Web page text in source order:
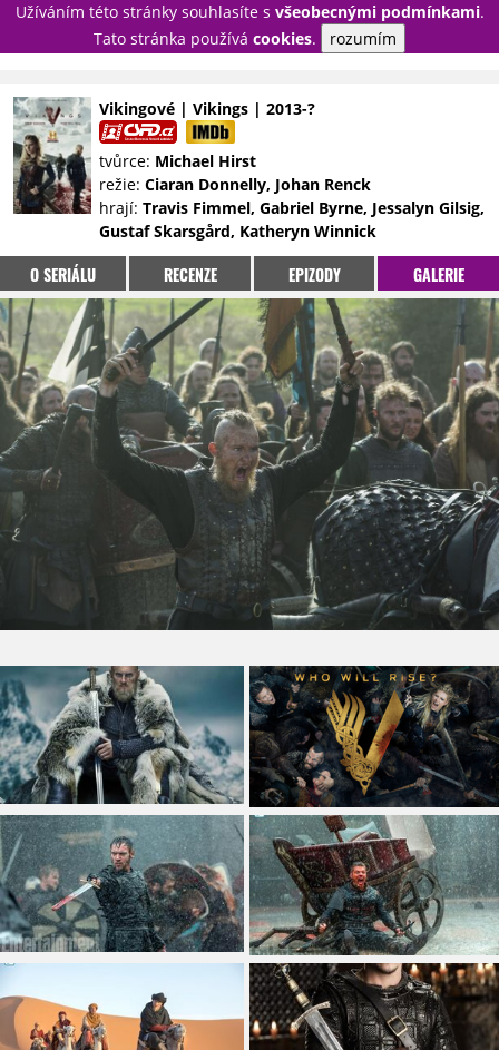
Užíváním této stránky souhlasíte s všeobecnými podmínkami.
Tato stránka používá cookies. rozumím
PŘIHLÁSIT
NOVINKY
TÉMATA
RECENZE
EPIZODY
KULT
TRAILERY
GALERIE
DISKUZE
STATISTIKY
TIRÁŽ
Vikingové | Vikings | 2013-?
tvůrce: Michael Hirst
režie: Ciaran Donnelly, Johan Renck
hrají: Travis Fimmel, Gabriel Byrne, Jessalyn Gilsig,
Gustaf Skarsgård, Katheryn Winnick
O SERIÁLU RECENZE EPIZODY GALERIE